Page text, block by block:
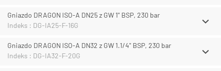
Gniazdo DRAGON ISO-A DN25 z GW 1" BSP, 230 bar
Indeks : DG-IA25-F-16G
Gniazdo DRAGON ISO-A DN32 z GW 1.1/4" BSP, 230 bar
Indeks : DG-IA32-F-20G